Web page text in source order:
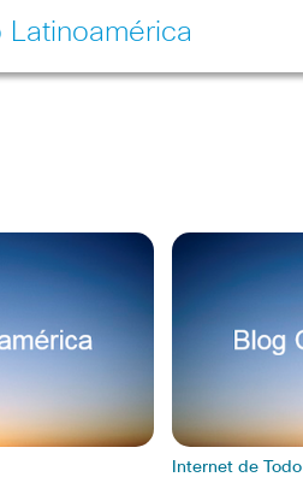
Latinoamérica
Internet de Todo